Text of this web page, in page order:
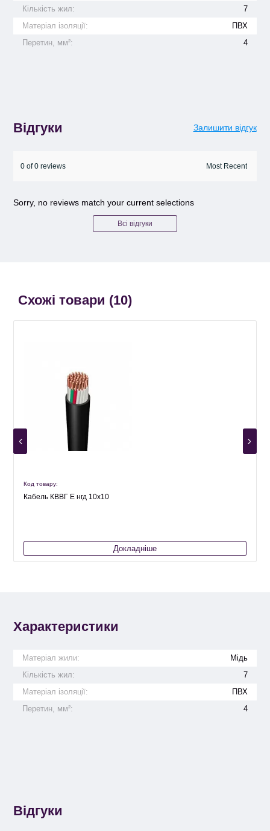
Кількість жил:
7
Матеріал ізоляції:
ПВХ
Перетин, мм²:
4
Відгуки Залишити відгук
0 of 0 reviews
Sorry, no reviews match your current selections
Всі відгуки
Схожі товари (10)
Код товару:
Кабель КВВГ Е нгд 10х10
Докладніше
Характеристики
Матеріал жили:
Мідь
Кількість жил:
7
Матеріал ізоляції:
ПВХ
Перетин, мм²:
4
Відгуки